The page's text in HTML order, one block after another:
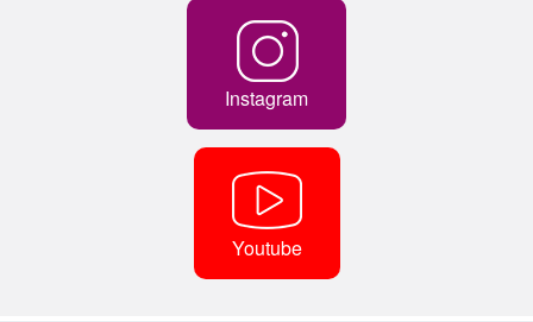
Instagram
Youtube